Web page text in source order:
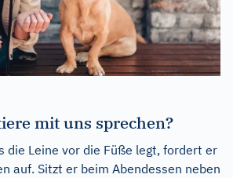
mit uns sprechen?
die Leine vor die Füße legt, fordert er
auf. Sitzt er beim Abendessen neben